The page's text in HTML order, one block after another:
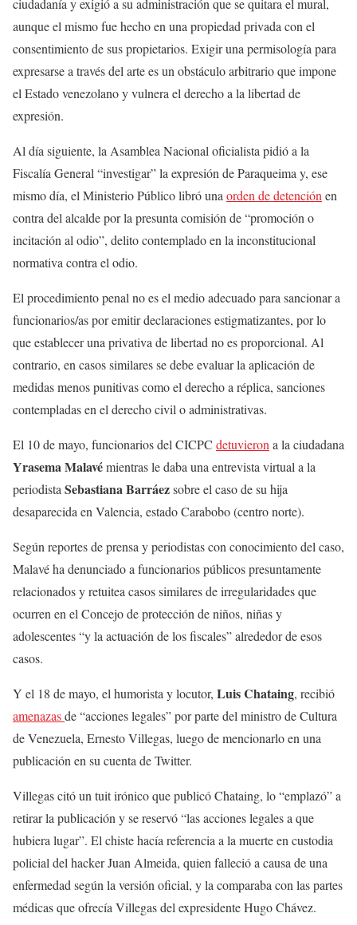
ciudadanía y exigió a su administración que se quitara el mural,
aunque el mismo fue hecho en una propiedad privada con el
consentimiento de sus propietarios. Exigir una permisología para
expresarse a través del arte es un obstáculo arbitrario que impone
el Estado venezolano y vulnera el derecho a la libertad de
expresión.
Al día siguiente, la Asamblea Nacional oficialista pidió a la
Fiscalía General “investigar” la expresión de Paraqueima y, ese
mismo día, el Ministerio Público libró unaorden de detenciónen
contra del alcalde por la presunta comisión de “promoción o
incitación al odio”, delito contemplado en la inconstitucional
normativa contra el odio.
El procedimiento penal no es el medio adecuado para sancionar a
funcionarios/as por emitir declaraciones estigmatizantes, por lo
que establecer una privativa de libertad no es proporcional. Al
contrario, en casos similares se debe evaluar la aplicación de
medidas menos punitivas como el derecho a réplica, sanciones
contempladas en el derecho civil o administrativas.
El 10 de mayo, funcionarios del CICPC detuvierona la ciudadana
Yrasema Malavémientras le daba una entrevista virtual a la
periodistaSebastiana Barráezsobre el caso de su hija
desaparecida en Valencia, estado Carabobo (centro norte).
Según reportes de prensa y periodistas con conocimiento del caso,
Malavé ha denunciado a funcionarios públicos presuntamente
relacionados y retuitea casos similares de irregularidades que
ocurren en el Concejo de protección de niños, niñas y
adolescentes “y la actuación de los fiscales” alrededor de esos
casos.
Y el 18 de mayo, el humorista y locutor, Luis Chataing, recibió
amenazasde “acciones legales” por parte del ministro de Cultura
de Venezuela, Ernesto Villegas, luego de mencionarlo en una
publicación en su cuenta de Twitter.
Villegas citó un tuit irónico que publicó Chataing, lo “emplazó” a
retirar la publicación y se reservó “las acciones legales a que
hubiera lugar”. El chiste hacía referencia a la muerte en custodia
policial del hacker Juan Almeida, quien falleció a causa de una
enfermedad según la versión oficial, y la comparaba con las partes
médicas que ofrecía Villegas del expresidente Hugo Chávez.